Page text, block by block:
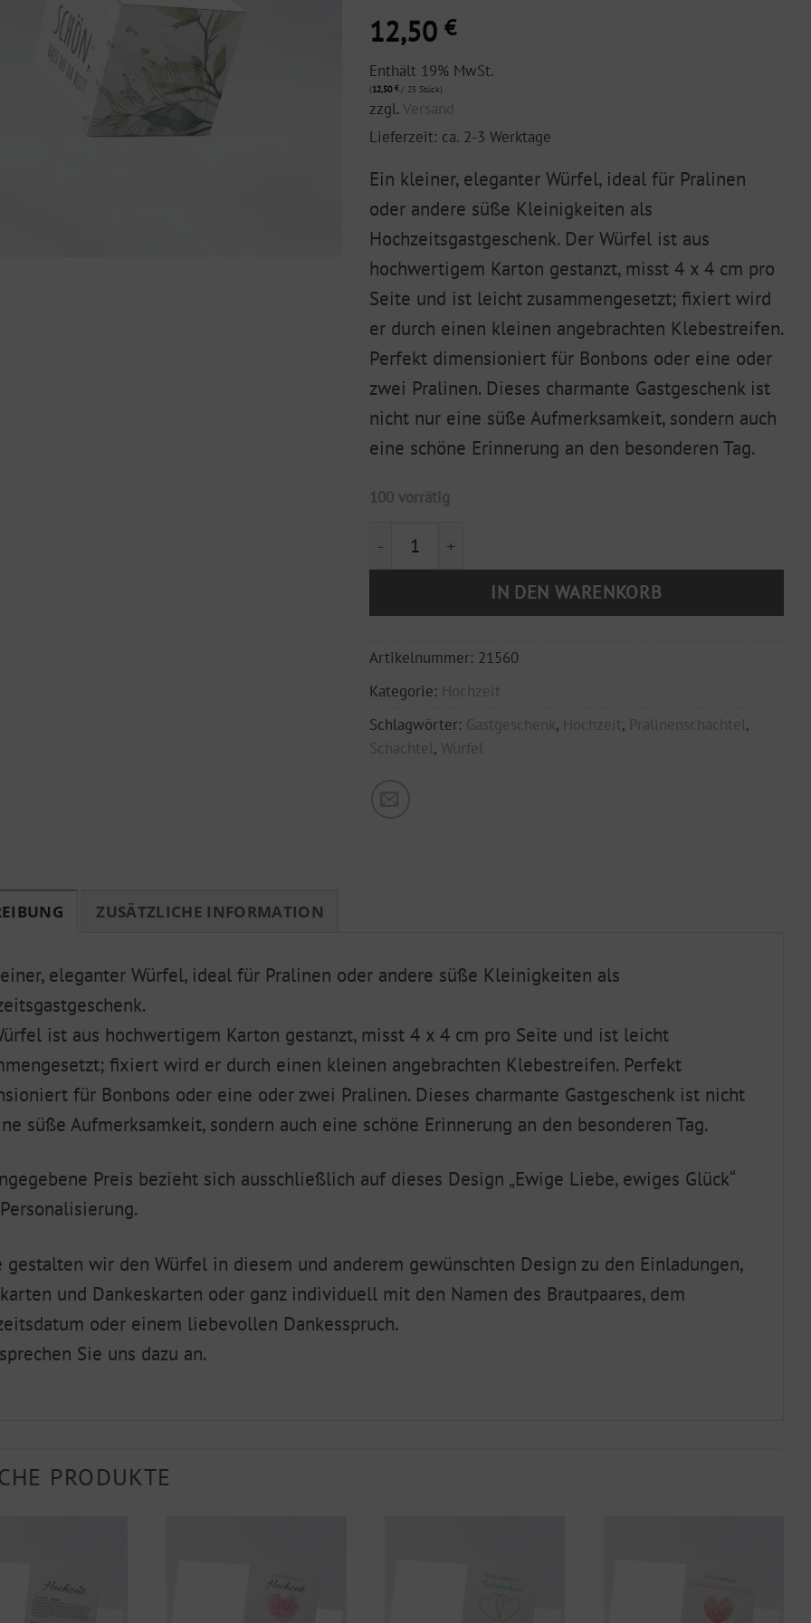
12,50 €
Enthält 19% MwSt.
(12,50 €/ 25 Stück)
zzgl.Versand
Lieferzeit: ca. 2-3 Werktage
Ein kleiner, eleganter Würfel, ideal für Pralinen
oder andere süße Kleinigkeiten als
Hochzeitsgastgeschenk. Der Würfel ist aus
hochwertigem Karton gestanzt, misst 4 x 4 cm pro
Seite und ist leicht zusammengesetzt; fixiert wird
er durch einen kleinen angebrachten Klebestreifen.
Perfekt dimensioniert für Bonbons oder eine oder
zwei Pralinen. Dieses charmante Gastgeschenk ist
nicht nur eine süße Aufmerksamkeit, sondern auch
eine schöne Erinnerung an den besonderen Tag.
100 vorrätig
kleine Givewayschachtel - Ewige Liebe, ewiges Glück - VPE
IN DEN WARENKORB
Artikelnummer: 21560
Kategorie: Hochzeit
Schlagwörter: Gastgeschenk, Hochzeit, Pralinenschachtel,
Schachtel, Würfel
ZUSÄTZLICHE INFORMATION
eleganter Würfel, ideal für Pralinen oder andere süße Kleinigkeiten als
ist aus hochwertigem Karton gestanzt, misst 4 x 4 cm pro Seite und ist leicht
fixiert wird er durch einen kleinen angebrachten Klebestreifen. Perfekt
für Bonbons oder eine oder zwei Pralinen. Dieses charmante Gastgeschenk ist nicht
süße Aufmerksamkeit, sondern auch eine schöne Erinnerung an den besonderen Tag.
Preis bezieht sich ausschließlich auf dieses Design „Ewige Liebe, ewiges Glück“
gestalten wir den Würfel in diesem und anderem gewünschten Design zu den Einladungen,
und Dankeskarten oder ganz individuell mit den Namen des Brautpaares, dem
oder einem liebevollen Dankesspruch.
Sie uns dazu an.
PRODUKTE